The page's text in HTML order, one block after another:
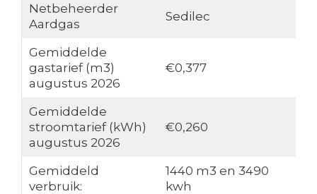
Netbeheerder
Aardgas
Sedilec
Gemiddelde
gastarief (m3)
augustus 2026
€0,377
Gemiddelde
stroomtarief (kWh)
augustus 2026
€0,260
Gemiddeld
verbruik:
1440 m3 en 3490
kwh